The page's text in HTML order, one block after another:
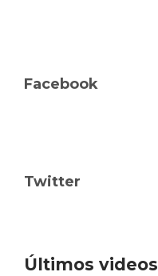
Facebook
Twitter
Últimos videos